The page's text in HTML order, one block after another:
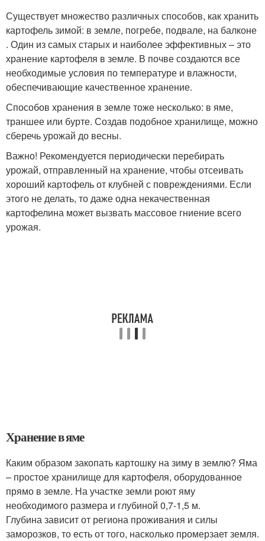
Существует множество различных способов, как хранить
картофель зимой: в земле, погребе, подвале, на балконе
. Один из самых старых и наиболее эффективных – это
хранение картофеля в земле. В почве создаются все
необходимые условия по температуре и влажности,
обеспечивающие качественное хранение.
Способов хранения в земле тоже несколько: в яме,
траншее или бурте. Создав подобное хранилище, можно
сберечь урожай до весны.
Важно! Рекомендуется периодически перебирать
урожай, отправленный на хранение, чтобы отсеивать
хороший картофель от клубней с повреждениями. Если
этого не делать, то даже одна некачественная
картофелина может вызвать массовое гниение всего
урожая.
Хранение в яме
Каким образом закопать картошку на зиму в землю? Яма
– простое хранилище для картофеля, оборудованное
прямо в земле. На участке земли роют яму
необходимого размера и глубиной 0,7-1,5 м.
Глубина зависит от региона проживания и силы
заморозков, то есть от того, насколько промерзает земля.